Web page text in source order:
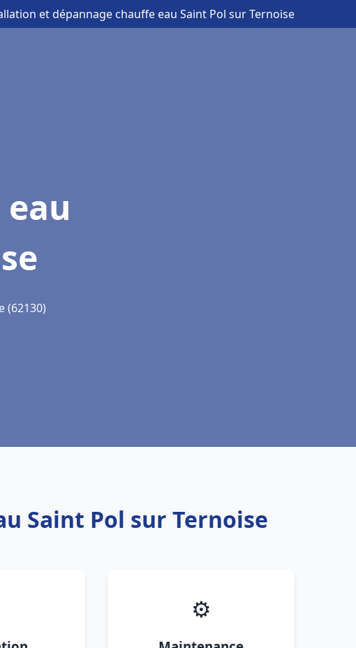
et dépannage chauffe eau Saint Pol sur Ternoise
(62130)
Saint Pol sur Ternoise
⚙️